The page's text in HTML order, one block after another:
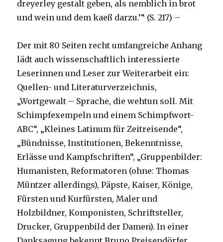
dreyerley gestalt geben, als nemblich in brot
und wein und dem kaeß darzu.’“ (S. 217) –
Der mit 80 Seiten recht umfangreiche Anhang
lädt auch wissenschaftlich interessierte
Leserinnen und Leser zur Weiterarbeit ein:
Quellen- und Literaturverzeichnis,
„Wortgewalt – Sprache, die wehtun soll. Mit
Schimpfexempeln und einem Schimpfwort-
ABC“, „Kleines Latinum für Zeitreisende“,
„Bündnisse, Institutionen, Bekenntnisse,
Erlässe und Kampfschriften“, „Gruppenbilder:
Humanisten, Reformatoren (ohne: Thomas
Müntzer allerdings), Päpste, Kaiser, Könige,
Fürsten und Kurfürsten, Maler und
Holzbildner, Komponisten, Schriftsteller,
Drucker, Gruppenbild der Damen). In einer